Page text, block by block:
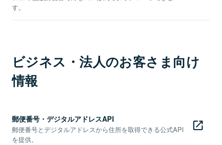
す。
ビジネス・法人のお客さま向け
情報
郵便番号・デジタルアドレスAPI
郵便番号とデジタルアドレスから住所を取得できる公式API
を提供。